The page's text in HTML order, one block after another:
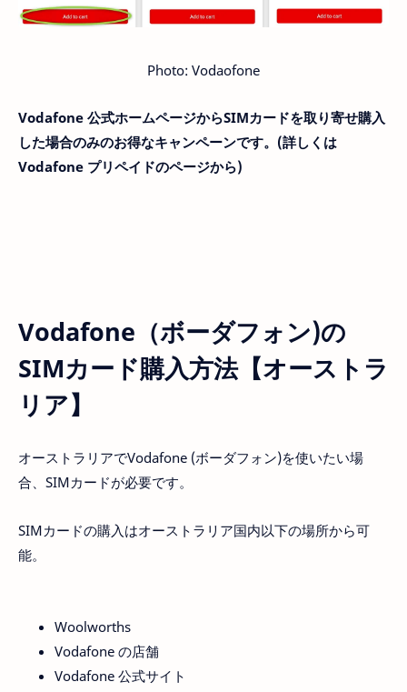
Photo: Vodaofone
Vodafone 公式ホームページからSIMカードを取り寄せ購入
した場合のみのお得なキャンペーンです。(詳しくは
Vodafone プリペイドのページから)
Vodafone（ボーダフォン)の
SIMカード購入方法【オーストラ
リア】
オーストラリアでVodafone (ボーダフォン)を使いたい場
合、SIMカードが必要です。
SIMカードの購入はオーストラリア国内以下の場所から可
能。
Woolworths
Vodafone の店舗
Vodafone 公式サイト